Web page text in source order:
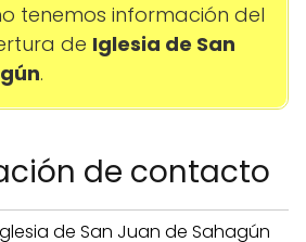
tenemos información del
de Iglesia de San
.
de contacto
de San Juan de Sahagún